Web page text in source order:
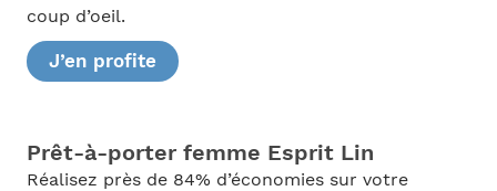
coup d’oeil.
J’en profite
Prêt-à-porter femme Esprit Lin
Réalisez près de 84% d’économies sur votre